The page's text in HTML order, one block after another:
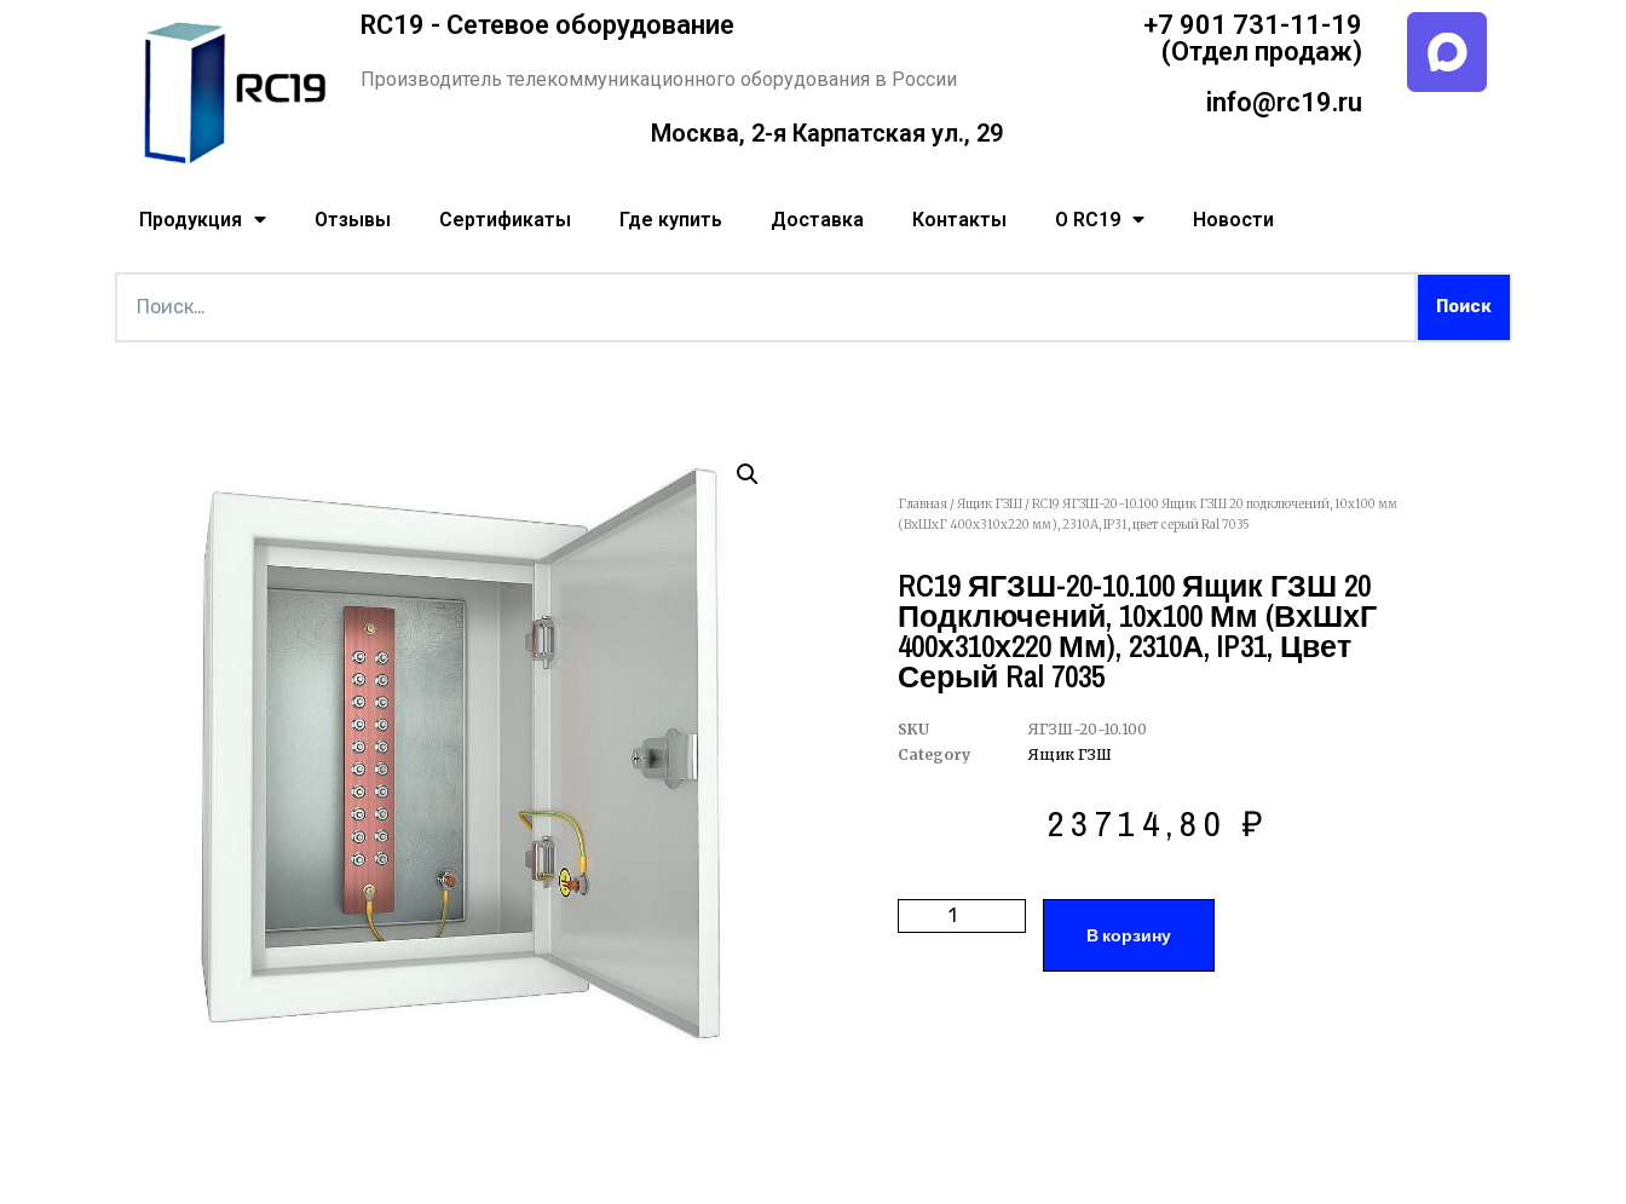
RC19 - Сетевое оборудование
Производитель телекоммуникационного оборудования в России
Москва, 2-я Карпатская ул., 29
+7 901 731-11-19
(Отдел продаж)
info@rc19.ru
Продукция Отзывы Сертификаты Где купить Доставка Контакты О RC19 Новости
Главная /Ящик ГЗШ / RC19 ЯГЗШ-20-10.100 Ящик ГЗШ 20 подключений, 10х100 мм
(ВхШхГ 400х310х220 мм), 2310А, IP31, цвет серый Ral 7035
RC19 ЯГЗШ-20-10.100 Ящик ГЗШ 20
Подключений, 10х100 Мм (ВхШхГ
400х310х220 Мм), 2310А, IP31, Цвет
Серый Ral 7035
SKU
ЯГЗШ-20-10.100
Category
Ящик ГЗШ
23714,80 ₽
В корзину